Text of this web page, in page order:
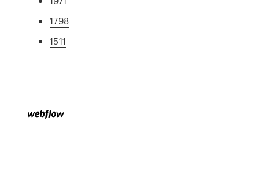
1798
1511